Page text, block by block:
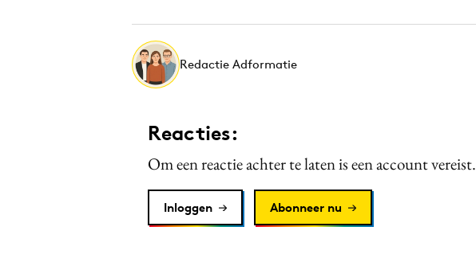
Redactie Adformatie
Reacties:
Om een reactie achter te laten is een account vereist.
Inloggen Abonneer nu